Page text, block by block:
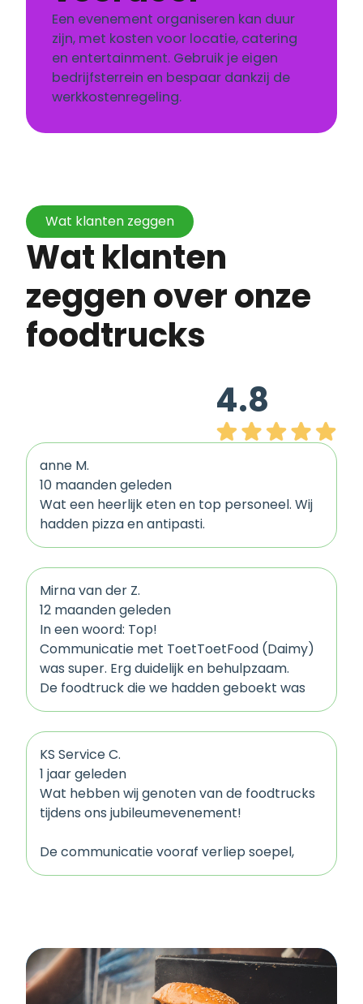
Een evenement organiseren kan duur
zijn, met kosten voor locatie, catering
en entertainment. Gebruik je eigen
bedrijfsterrein en bespaar dankzij de
werkkostenregeling.
Wat klanten zeggen
Wat klanten
zeggen over onze
foodtrucks
4.8
anne M.
10 maanden geleden
Wat een heerlijk eten en top personeel. Wij
hadden pizza en antipasti.
Mirna van der Z.
12 maanden geleden
In een woord: Top!
Communicatie met ToetToetFood (Daimy)
was super. Erg duidelijk en behulpzaam.
De foodtruck die we hadden geboekt was
ook erg goed, goed personeel en heerlijk
eten. Ik heb veel positieve reacties van
collega's gehoord over de foodtruck (Bar
American).
Ons personeelsfeest was geslaagd!
KS Service C.
1 jaar geleden
Wat hebben wij genoten van de foodtrucks
tijdens ons jubileumevenement!
De communicatie vooraf verliep soepel,
afspraken werden duidelijk nagekomen en
De foodtrucks zagen er aantrekkelijk uit, het
eten was vers, origineel en werd vlot
geserveerd. Onze gasten (én collega's)